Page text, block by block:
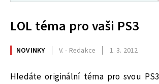
LOL téma pro vaši PS3
NOVINKY V. - Redakce 1. 3. 2012
Hledáte originální téma pro svou